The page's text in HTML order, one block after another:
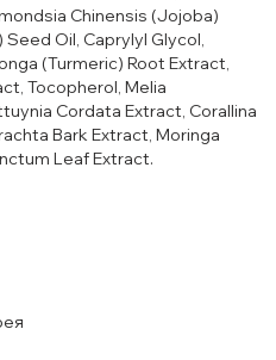
Chinensis (Jojoba)
Oil, Caprylyl Glycol,
(Turmeric) Root Extract,
Tocopherol, Melia
Cordata Extract, Corallina
Bark Extract, Moringa
Leaf Extract.